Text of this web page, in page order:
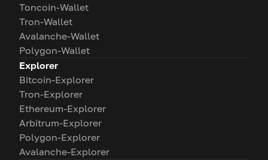
Toncoin-Wallet
Tron-Wallet
Avalanche-Wallet
Polygon-Wallet
Explorer
Bitcoin-Explorer
Tron-Explorer
Ethereum-Explorer
Arbitrum-Explorer
Polygon-Explorer
Avalanche-Explorer